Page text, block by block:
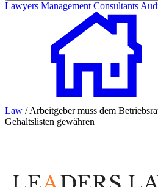
Lawyers Management Consultants
Law / Arbeitgeber muss dem
Gehaltslisten gewähren